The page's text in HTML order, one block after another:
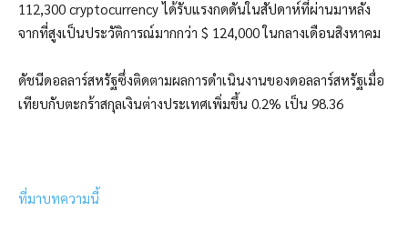
112,300 cryptocurrency ได้รับแรงกดดันในสัปดาห์ที่ผ่านมาหลัง
จากที่สูงเป็นประวัติการณ์มากกว่า $ 124,000 ในกลางเดือนสิงหาคม
ดัชนีดอลลาร์สหรัฐซึ่งติดตามผลการดำเนินงานของดอลลาร์สหรัฐเมื่อ
เทียบกับตะกร้าสกุลเงินต่างประเทศเพิ่มขึ้น 0.2% เป็น 98.36
ที่มาบทความนี้